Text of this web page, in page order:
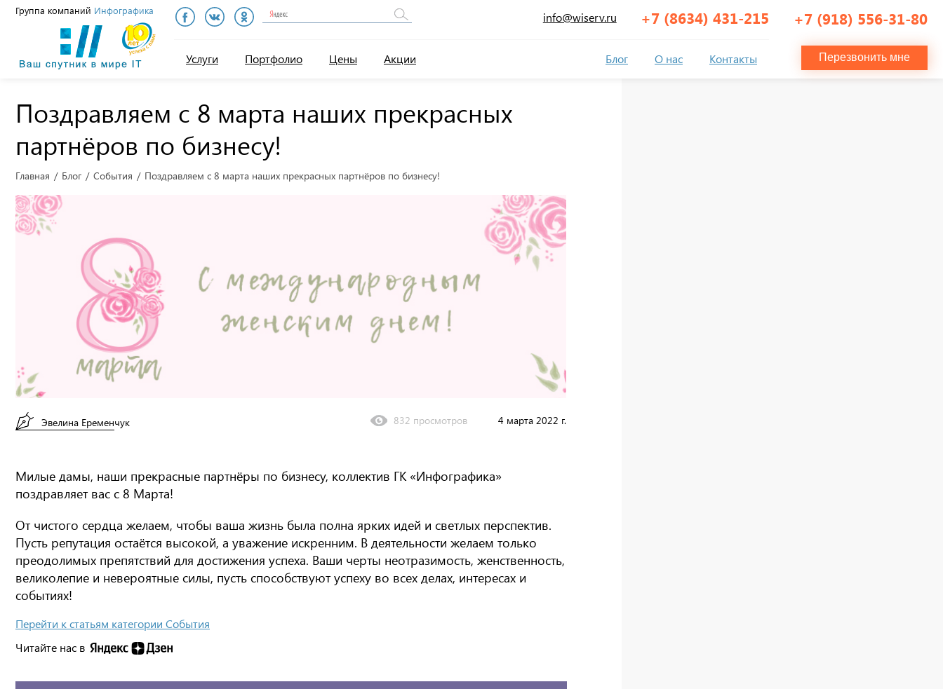
Группа компаний Инфографика
Инфографика
info@wiserv.ru +7 (8634) 431-215
Услуги Портфолио Цены Акции Блог О нас Контакты
+7 (918) 556-31-80
Перезвонить мне
Поздравляем с 8 марта наших прекрасных
партнёров по бизнесу!
Главная Блог События Поздравляем с 8 марта наших прекрасных партнёров по бизнесу!
Эвелина Еременчук 4 марта 2022 г.
832 просмотров
Милые дамы, наши прекрасные партнёры по бизнесу, коллектив ГК «Инфографика»​
поздравляет вас с 8 Марта!
От чистого сердца желаем, чтобы ваша жизнь была полна ярких идей и светлых перспектив.
Пусть репутация остаётся высокой, а уважение искренним. В деятельности желаем только
преодолимых препятствий для достижения успеха. Ваши черты неотразимость, женственность,
великолепие и невероятные силы, пусть способствуют успеху во всех делах, интересах и
событиях!
Перейти к статьям категории События
Читайте нас в